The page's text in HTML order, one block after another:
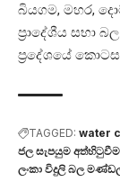
බියගම, මහර,
ප්‍රාදේශීය සභා
ප්‍රදේශයේ
TAGGED: water
ජල සැපයුම අත්හිටුවීම
ලංකා විදුලි බල